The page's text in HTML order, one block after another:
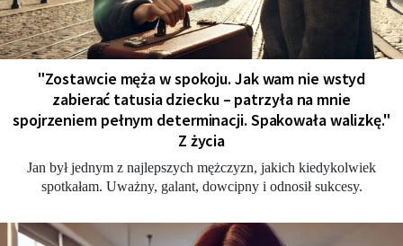
"Zostawcie męża w spokoju. Jak wam nie wstyd
zabierać tatusia dziecku – patrzyła na mnie
spojrzeniem pełnym determinacji. Spakowała walizkę."
Z życia
Jan był jednym z najlepszych mężczyzn, jakich kiedykolwiek
spotkałam. Uważny, galant, dowcipny i odnosił sukcesy.